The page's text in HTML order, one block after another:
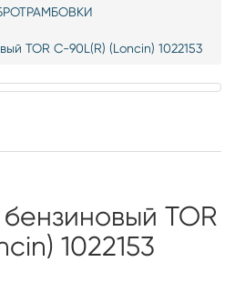
TOR C-90L(R) (Loncin) 1022153
TOR
1022153